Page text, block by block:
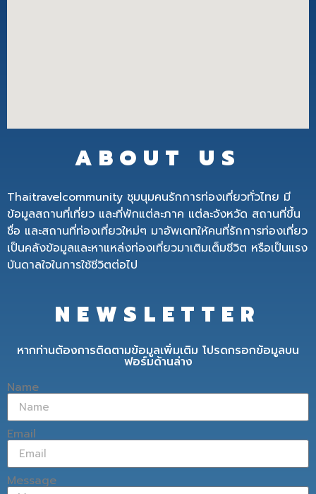
ABOUT US
Thaitravelcommunity ชุมนุมคนรักการท่องเที่ยวทั่วไทย มี
ข้อมูลสถานที่เที่ยว และที่พักแต่ละภาค แต่ละจังหวัด สถานที่ขึ้น
ชื่อ และสถานที่ท่องเที่ยวใหม่ๆ มาอัพเดทให้คนที่รักการท่องเที่ยว
เป็นคลังข้อมูลและหาแหล่งท่องเที่ยวมาเติมเต็มชีวิต หรือเป็นแรง
บันดาลใจในการใช้ชีวิตต่อไป
NEWSLETTER
หากท่านต้องการติดตามข้อมูลเพิ่มเติม โปรดกรอกข้อมูลบน
ฟอร์มด้านล่าง
Name
Email
Message